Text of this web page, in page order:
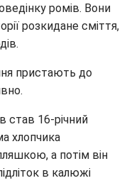
ромів. Вони
розкидане сміття,
пристають до
став 16-річний
хлопчика
а потім він
в калюжі